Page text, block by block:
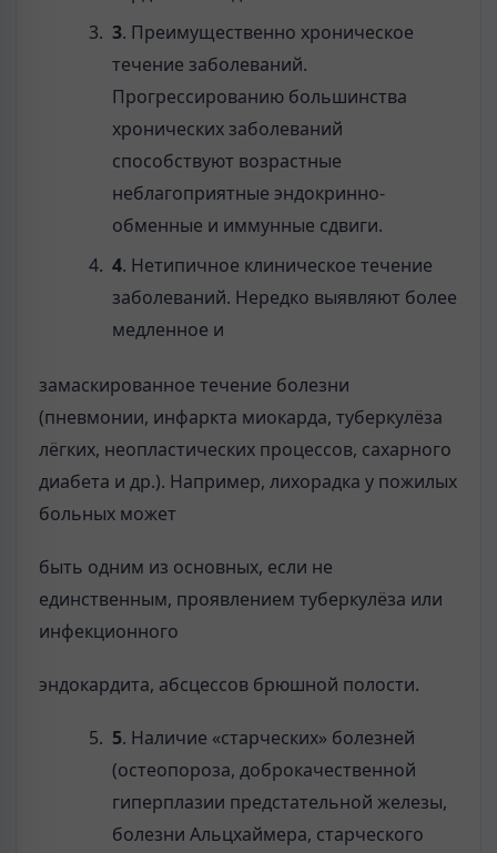
3. Преимущественно хроническое
течение заболеваний.
Прогрессированию большинства
хронических заболеваний
способствуют возрастные
неблагоприятные эндокринно-
обменные и иммунные сдвиги.
4. Нетипичное клиническое течение
заболеваний. Нередко выявляют более
медленное и
замаскированное течение болезни
(пневмонии, инфаркта миокарда, туберкулёза
лёгких, неопластических процессов, сахарного
диабета и др.). Например, лихорадка у пожилых
больных может
быть одним из основных, если не
единственным, проявлением туберкулёза или
инфекционного
эндокардита, абсцессов брюшной полости.
5. Наличие «старческих» болезней
(остеопороза, доброкачественной
гиперплазии предстательной железы,
болезни Альцхаймера, старческого